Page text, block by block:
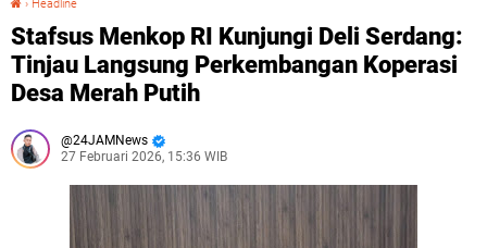
› Headline
Stafsus Menkop RI Kunjungi Deli Serdang:
Tinjau Langsung Perkembangan Koperasi
Desa Merah Putih
24JAMNews
27 Februari 2026, 15:36 WIB